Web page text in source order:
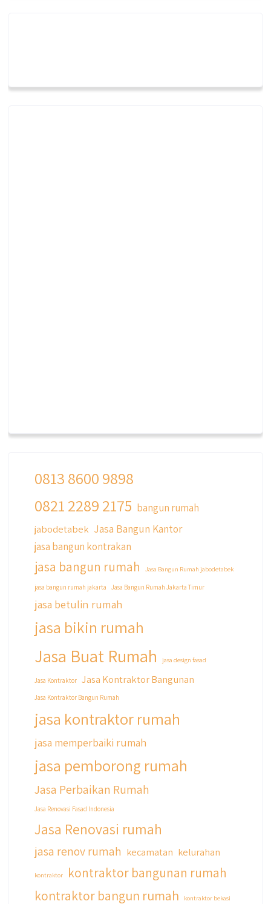
0813 8600 9898
0821 2289 2175 bangun rumah
jabodetabek Jasa Bangun Kantor
jasa bangun kontrakan
jasa bangun rumah Jasa Bangun Rumah jabodetabek
jasa bangun rumah jakarta Jasa Bangun Rumah Jakarta Timur
jasa betulin rumah
jasa bikin rumah
Jasa Buat Rumah jasa design fasad
Jasa Kontraktor Jasa Kontraktor Bangunan
Jasa Kontraktor Bangun Rumah
jasa kontraktor rumah
jasa memperbaiki rumah
jasa pemborong rumah
Jasa Perbaikan Rumah
Jasa Renovasi Fasad Indonesia
Jasa Renovasi rumah
jasa renov rumah kecamatan kelurahan
kontraktor
kontraktor bangunan rumah
kontraktor bangun rumah
kontraktor bekasi